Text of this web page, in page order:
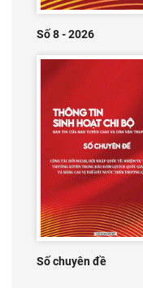
Số 8 - 2026
Số chuyên đề